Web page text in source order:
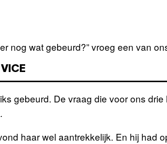
nog wat gebeurd?” vroeg een van
gebeurd. De vraag die voor ons
haar wel aantrekkelijk. En hij had